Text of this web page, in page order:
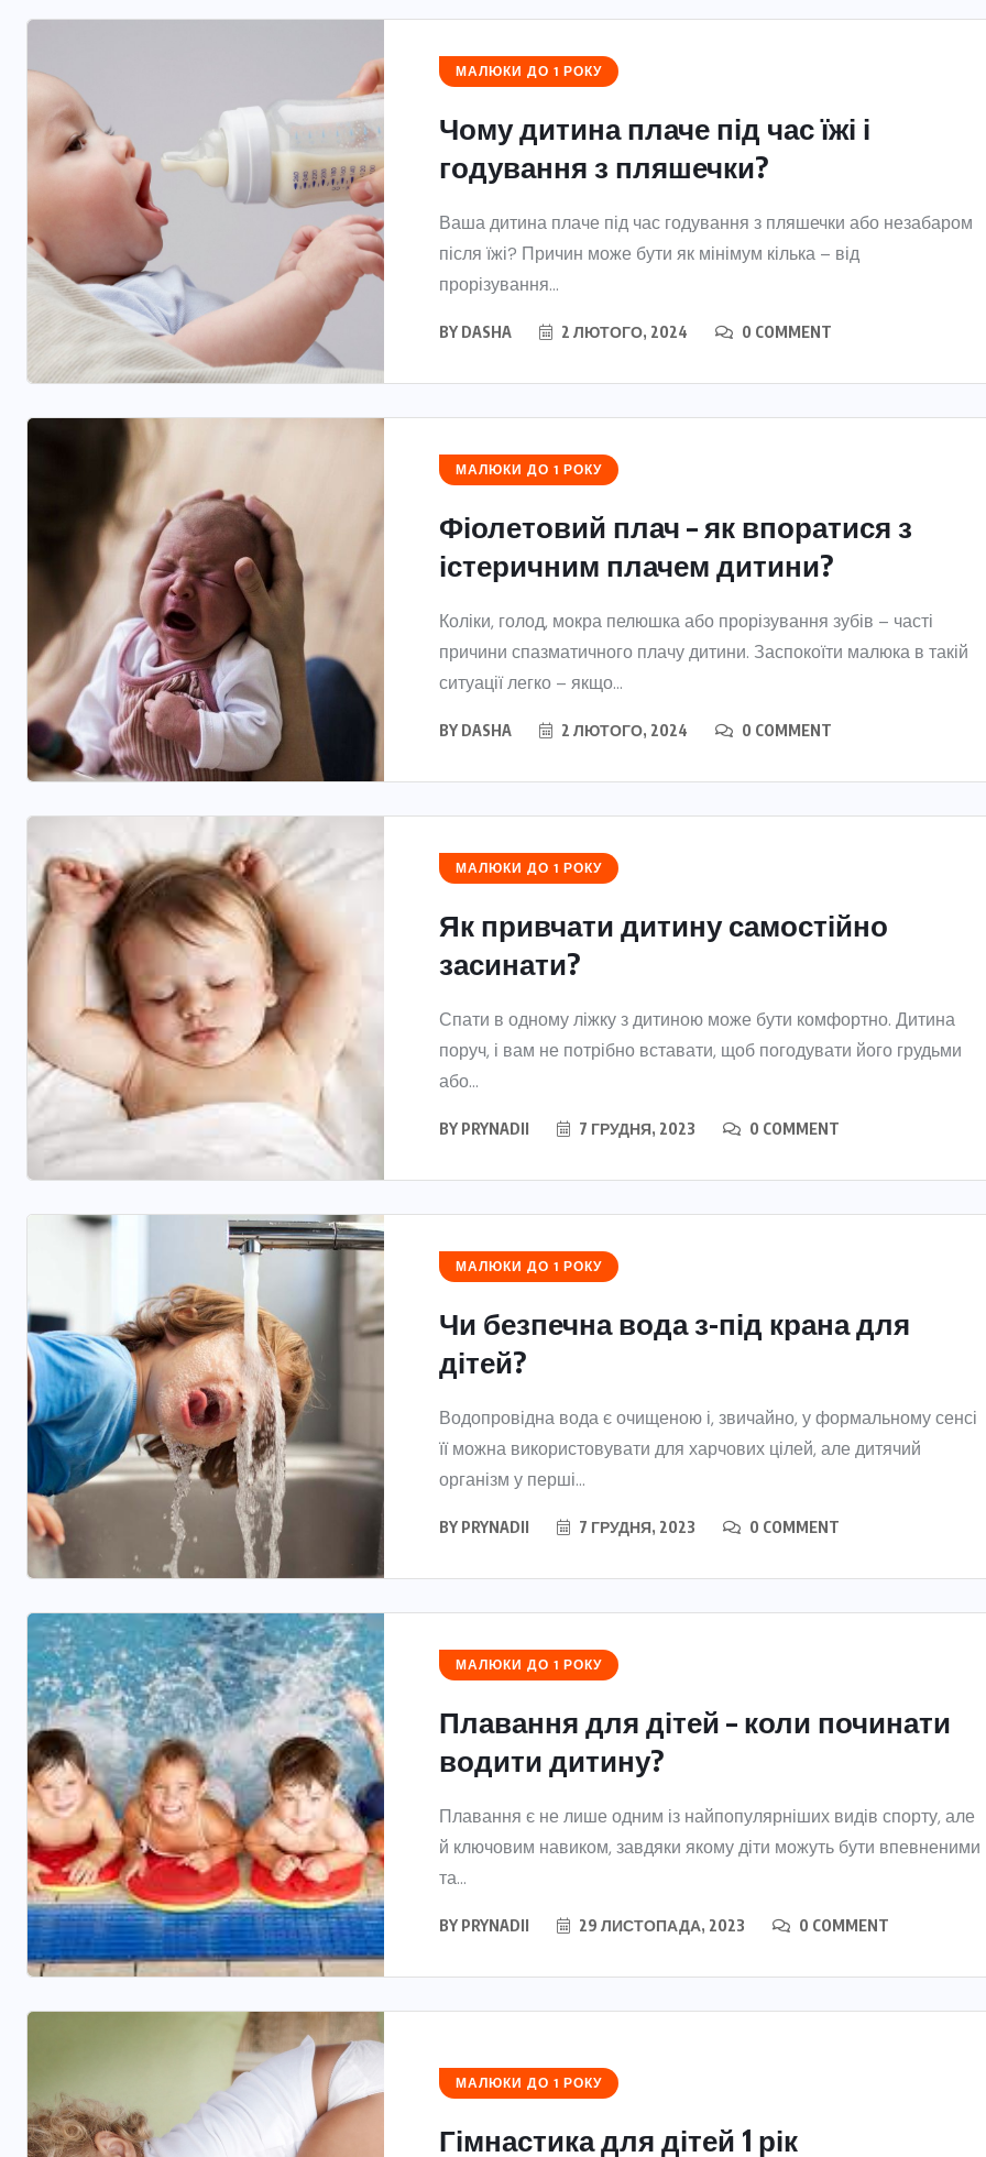
МАЛЮКИ ДО 1 РОКУ
Чому дитина плаче під час їжі і
годування з пляшечки?
Ваша дитина плаче під час годування з пляшечки або незабаром
після їжі? Причин може бути як мінімум кілька – від
прорізування...
BY DASHA 2 ЛЮТОГО, 2024 0 COMMENT
МАЛЮКИ ДО 1 РОКУ
Фіолетовий плач – як впоратися з
істеричним плачем дитини?
Коліки, голод, мокра пелюшка або прорізування зубів – часті
причини спазматичного плачу дитини. Заспокоїти малюка в такій
ситуації легко – якщо...
BY DASHA 2 ЛЮТОГО, 2024 0 COMMENT
МАЛЮКИ ДО 1 РОКУ
Як привчати дитину самостійно
засинати?
Спати в одному ліжку з дитиною може бути комфортно. Дитина
поруч, і вам не потрібно вставати, щоб погодувати його грудьми
або...
BY PRYNADII 7 ГРУДНЯ, 2023 0 COMMENT
МАЛЮКИ ДО 1 РОКУ
Чи безпечна вода з-під крана для
дітей?
Водопровідна вода є очищеною і, звичайно, у формальному сенсі
її можна використовувати для харчових цілей, але дитячий
організм у перші...
BY PRYNADII 7 ГРУДНЯ, 2023 0 COMMENT
МАЛЮКИ ДО 1 РОКУ
Плавання для дітей – коли починати
водити дитину?
Плавання є не лише одним із найпопулярніших видів спорту, але
й ключовим навиком, завдяки якому діти можуть бути впевненими
та...
BY PRYNADII 29 ЛИСТОПАДА, 2023 0 COMMENT
МАЛЮКИ ДО 1 РОКУ
Гімнастика для дітей 1 рік